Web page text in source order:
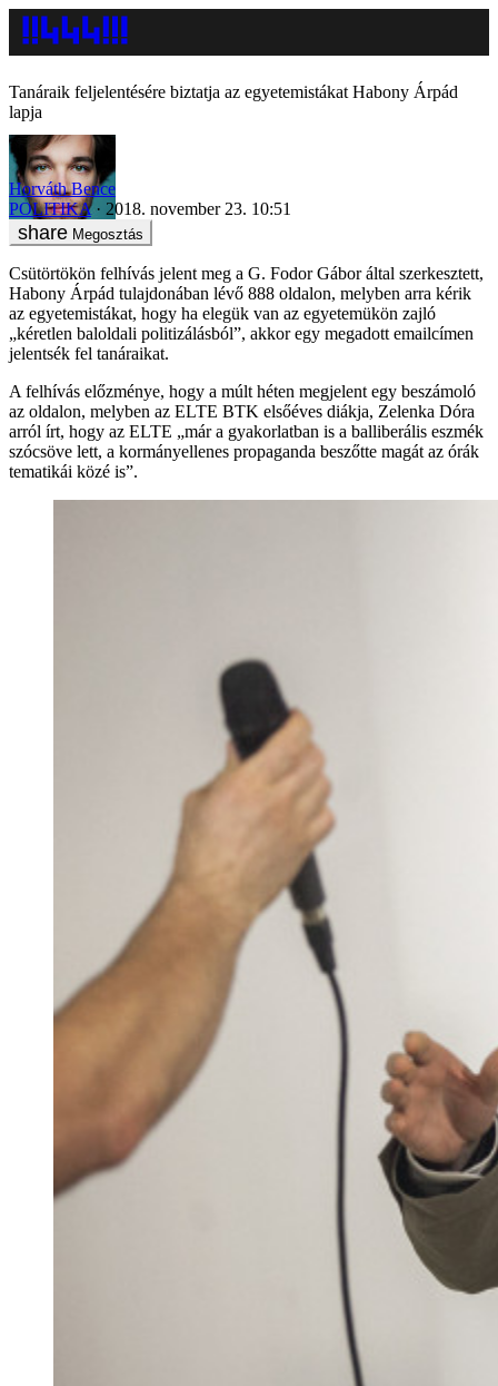
Tanáraik feljelentésére biztatja az egyetemistákat Habony Árpád
lapja
Horváth Bence
POLITIKA
2018. november 23. 10:51
Megosztás
Csütörtökön felhívás jelent meg a G. Fodor Gábor által szerkesztett,
Habony Árpád tulajdonában lévő 888 oldalon, melyben arra kérik
az egyetemistákat, hogy ha elegük van az egyetemükön zajló
„kéretlen baloldali politizálásból”, akkor egy megadott emailcímen
jelentsék fel tanáraikat.
A felhívás előzménye, hogy a múlt héten megjelent egy beszámoló
az oldalon, melyben az ELTE BTK elsőéves diákja, Zelenka Dóra
arról írt, hogy az ELTE „már a gyakorlatban is a balliberális eszmék
szócsöve lett, a kormányellenes propaganda beszőtte magát az órák
tematikái közé is”.